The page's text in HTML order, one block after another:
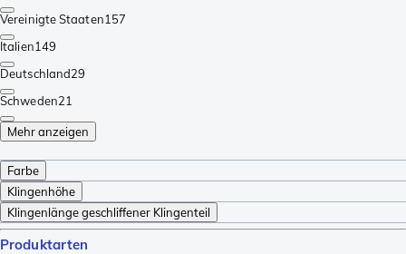
Vereinigte Staaten157
Italien149
Deutschland29
Schweden21
Mehr anzeigen
Farbe
Klingenhöhe
Klingenlänge geschliffener Klingenteil
Produktarten